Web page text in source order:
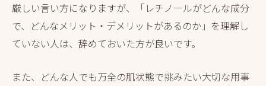
厳しい言い方になりますが、「レチノールがどんな成分
で、どんなメリット・デメリットがあるのか」を理解し
ていない人は、辞めておいた方が良いです。
また、どんな人でも万全の肌状態で挑みたい大切な用事